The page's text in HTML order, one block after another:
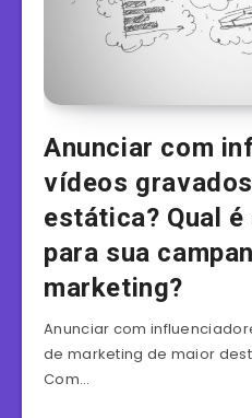
Anunciar com
vídeos
estática? Qual
para sua
marketing?
Anunciar com
de marketing de maior
Com…